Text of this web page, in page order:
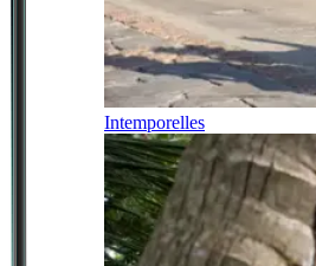
Intemporelles